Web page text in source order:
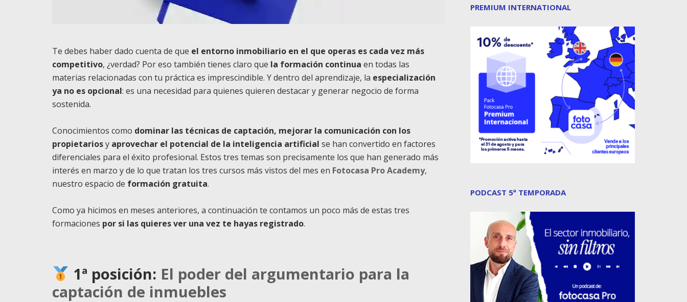
Te debes haber dado cuenta de que el entorno inmobiliario en el que operas es cada vez más
competitivo, ¿verdad? Por eso también tienes claro que la formación continua en todas las
materias relacionadas con tu práctica es imprescindible. Y dentro del aprendizaje, la especialización
ya no es opcional: es una necesidad para quienes quieren destacar y generar negocio de forma
sostenida.
Conocimientos como dominar las técnicas de captación, mejorar la comunicación con los
propietariosy aprovechar el potencial de la inteligencia artificial se han convertido en factores
diferenciales para el éxito profesional. Estos tres temas son precisamente los que han generado más
interés en marzo y de lo que tratan los tres cursos más vistos del mes en Fotocasa Pro Academy,
nuestro espacio de formación gratuita.
Como ya hicimos en meses anteriores, a continuación te contamos un poco más de estas tres
formaciones por si las quieres ver una vez te hayas registrado.
1ª posición: El poder del argumentario para la
captación de inmuebles
PREMIUM INTERNATIONAL
PODCAST 5ª TEMPORADA